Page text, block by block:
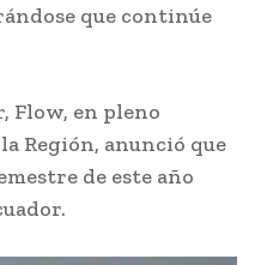
que continúe
Flow, en pleno
Región, anunció que
de este año